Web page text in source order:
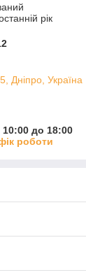
рік
Дніпро, Україна
до 18:00
роботи